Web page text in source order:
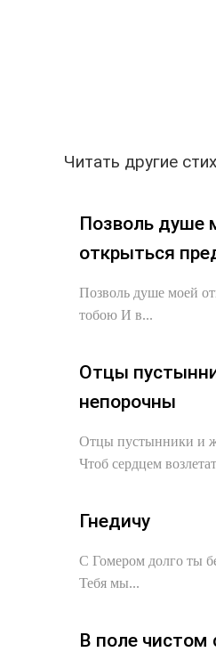
Читать другие
Позволь душе
открыться
Позволь душе моей
тобою И в...
Отцы
непорочны
Отцы пустынники и
Чтоб сердцем
Гнедичу
С Гомером долго ты
Тебя мы...
В поле чистом